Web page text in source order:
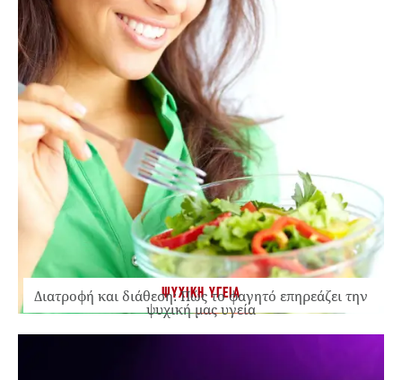
ΨΥΧΙΚΗ ΥΓΕΙΑ
Διατροφή και διάθεση: Πώς το φαγητό επηρεάζει την
ψυχική μας υγεία